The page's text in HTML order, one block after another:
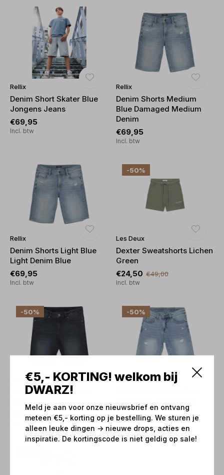
€5,- KORTING! welkom bij
DWARZ!
Meld je aan voor onze nieuwsbrief en ontvang
meteen €5,- korting op je bestelling. We sturen je
alleen leuke dingen -> nieuwe drops, acties en
inspiratie. De kortingscode is niet geldig op sale!
Rellix
Denim Short Skater Blue
Jongens Jeans
€69,95
Incl. btw
Rellix
Denim Shorts Medium
Blue Damaged Medium
Denim
€69,95
Incl. btw
Rellix
Denim Shorts Light Blue
Light Denim Blue
€69,95
Incl. btw
-50%
Les Deux
Dexter Sweatshorts Lichen
Green
€24,50 €49,00
Incl. btw
-50%
Indian Blue Jeans
Denim Short Dam. Dark
Denim
€27,47 €54,95
Incl. btw
-50%
Indian Blue Jeans
Denim Medium Denim
€27,47 €54,95
Incl. btw